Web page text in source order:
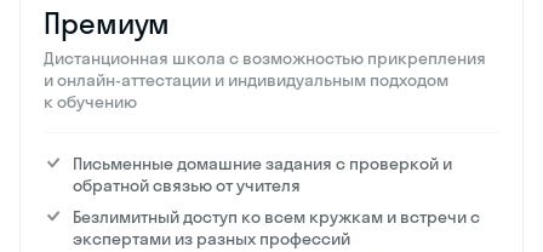
Премиум
Дистанционная школа с возможностью прикрепления
и онлайн-аттестации и индивидуальным подходом
к обучению
Письменные домашние задания с проверкой и
обратной связью от учителя
Безлимитный доступ ко всем кружкам и встречи с
экспертами из разных профессий